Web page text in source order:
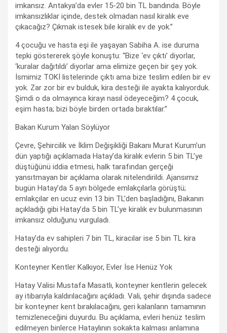
imkansız. Antakya’da evler 15-20 bin TL bandında. Böyle
imkansızlıklar içinde, destek olmadan nasıl kiralık eve
çıkacağız? Çıkmak istesek bile kiralık ev de yok.”
4 çocuğu ve hasta eşi ile yaşayan Sabiha A. ise duruma
tepki göstererek şöyle konuştu: “Bize ‘ev çıktı’ diyorlar,
‘kuralar dağıtıldı’ diyorlar ama elimize geçen bir şey yok.
İsmimiz TOKİ listelerinde çıktı ama bize teslim edilen bir ev
yok. Zar zor bir ev bulduk, kira desteği ile ayakta kalıyorduk.
Şimdi o da olmayınca kirayı nasıl ödeyeceğim? 4 çocuk,
eşim hasta; bizi böyle birden ortada bıraktılar.”
Bakan Kurum Yalan Söylüyor
Çevre, Şehircilik ve İklim Değişikliği Bakanı Murat Kurum’un
dün yaptığı açıklamada Hatay’da kiralık evlerin 5 bin TL’ye
düştüğünü iddia etmesi, halk tarafından gerçeği
yansıtmayan bir açıklama olarak nitelendirildi. Ajansımız
bugün Hatay’da 5 ayrı bölgede emlakçılarla görüştü;
emlakçılar en ucuz evin 13 bin TL’den başladığını, Bakanın
açıkladığı gibi Hatay’da 5 bin TL’ye kiralık ev bulunmasının
imkansız olduğunu vurguladı.
Hatay’da ev sahipleri 7 bin TL, kiracılar ise 5 bin TL kira
desteği alıyordu.
Konteyner Kentler Kalkıyor, Evler İse Henüz Yok
Hatay Valisi Mustafa Masatlı, konteyner kentlerin gelecek
ay itibarıyla kaldırılacağını açıkladı. Vali, şehir dışında sadece
bir konteyner kent bırakılacağını, geri kalanların tamamının
temizleneceğini duyurdu. Bu açıklama, evleri henüz teslim
edilmeyen binlerce Hataylının sokakta kalması anlamına